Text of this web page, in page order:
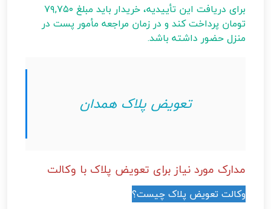
برای دریافت این تأییدیه، خریدار باید مبلغ ۷۹,۷۵۰
تومان پرداخت کند و در زمان مراجعه مأمور پست در
منزل حضور داشته باشد.
تعویض پلاک همدان
مدارک مورد نیاز برای تعویض پلاک با وکالت
وکالت تعویض پلاک چیست؟